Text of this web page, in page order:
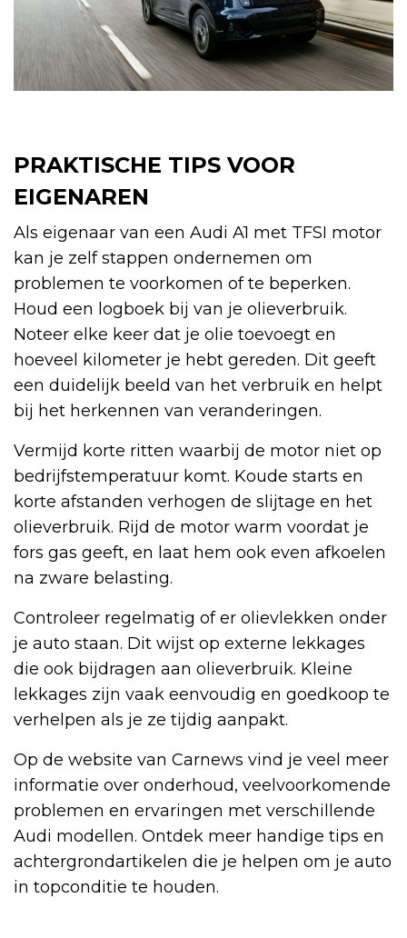
PRAKTISCHE TIPS VOOR
EIGENAREN
Als eigenaar van een Audi A1 met TFSI motor
kan je zelf stappen ondernemen om
problemen te voorkomen of te beperken.
Houd een logboek bij van je olieverbruik.
Noteer elke keer dat je olie toevoegt en
hoeveel kilometer je hebt gereden. Dit geeft
een duidelijk beeld van het verbruik en helpt
bij het herkennen van veranderingen.
Vermijd korte ritten waarbij de motor niet op
bedrijfstemperatuur komt. Koude starts en
korte afstanden verhogen de slijtage en het
olieverbruik. Rijd de motor warm voordat je
fors gas geeft, en laat hem ook even afkoelen
na zware belasting.
Controleer regelmatig of er olievlekken onder
je auto staan. Dit wijst op externe lekkages
die ook bijdragen aan olieverbruik. Kleine
lekkages zijn vaak eenvoudig en goedkoop te
verhelpen als je ze tijdig aanpakt.
Op de website van Carnews vind je veel meer
informatie over onderhoud, veelvoorkomende
problemen en ervaringen met verschillende
Audi modellen. Ontdek meer handige tips en
achtergrondartikelen die je helpen om je auto
in topconditie te houden.